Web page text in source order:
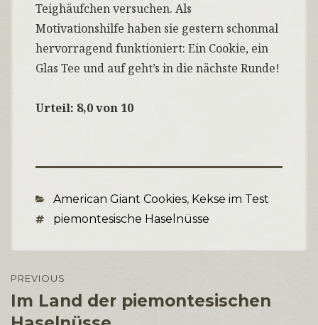
Teighäufchen versuchen. Als
Motivationshilfe haben sie gestern schonmal
hervorragend funktioniert: Ein Cookie, ein
Glas Tee und auf geht’s in die nächste Runde!
Urteil: 8,0 von 10
Categories
American Giant Cookies, Kekse im Test
Tagspiemontesische Haselnüsse
PREVIOUS
Previous
post:
Im Land der piemontesischen